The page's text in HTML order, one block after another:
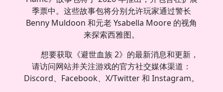
季票中。这些故事包将分别允许玩家通过警长
Benny Muldoon 和元老 Ysabella Moore 的视角
来探索西雅图。
想要获取《避世血族 2》的最新消息和更新，
请访问网站并关注游戏的官方社交媒体渠道：
Discord、Facebook、X/Twitter 和 Instagram。